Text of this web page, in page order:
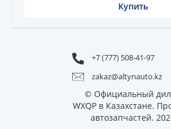
Купить
+7 (777) 508-41-97
zakaz@altynauto.kz
© Официальный
WXQP в Казахстане.
автозапчастей.